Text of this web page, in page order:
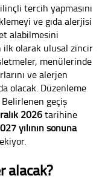
tercih yapmasını
ve gıda alerjisi
alabilmesini
ilk olarak ulusal zincir
menülerinde
ve alerjen
olacak. Düzenleme
geçiş
2026tarihine
yılının sonuna
alacak?